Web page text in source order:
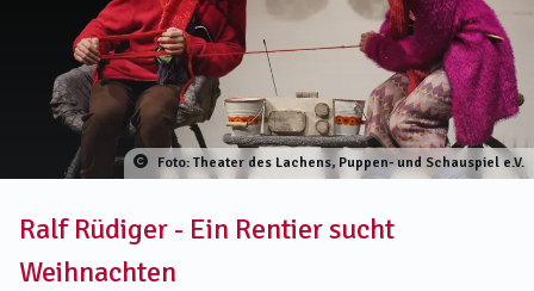
Foto: Theater des Lachens, Puppen- und Schauspiel e.V.
Ralf Rüdiger - Ein Rentier sucht
Weihnachten